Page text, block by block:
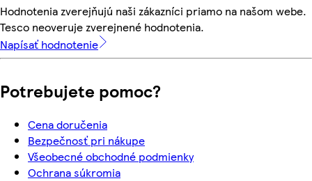
Hodnotenia zverejňujú naši zákazníci priamo na našom webe.
Tesco neoveruje zverejnené hodnotenia.
Napísať hodnotenie
Potrebujete pomoc?
Cena doručenia
Bezpečnosť pri nákupe
Všeobecné obchodné podmienky
Ochrana súkromia